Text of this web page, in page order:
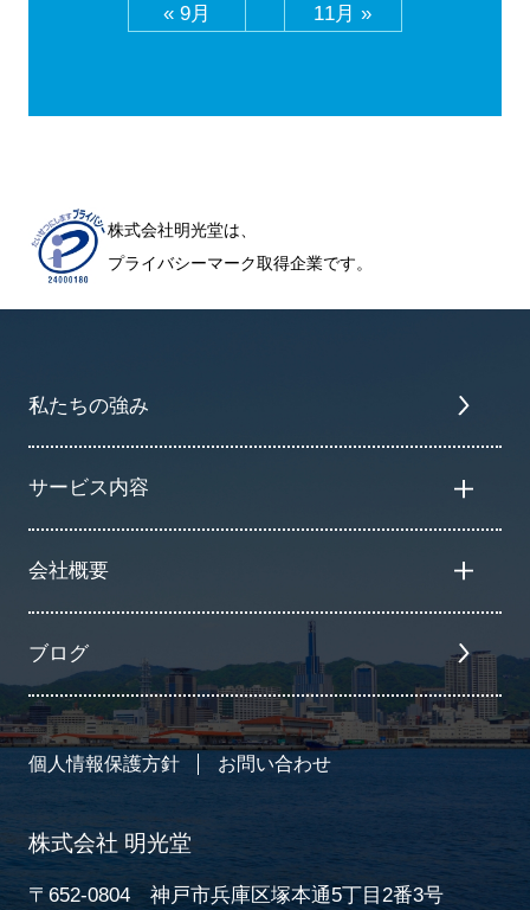
« 9月 11月 »
株式会社明光堂は、
プライバシーマーク取得企業です。
私たちの強み
サービス内容
会社概要
ブログ
個人情報保護方針 お問い合わせ
株式会社 明光堂
〒652-0804 神戸市兵庫区塚本通5丁目2番3号